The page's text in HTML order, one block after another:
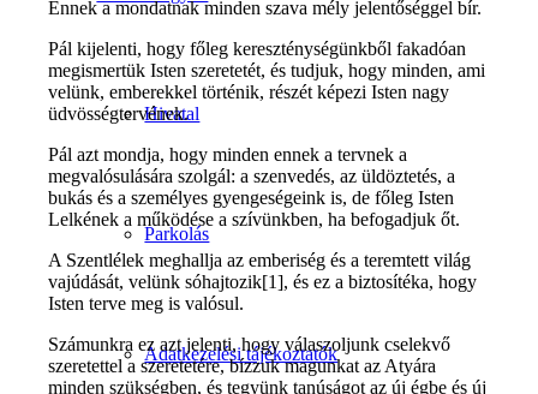
Hivatal
Parkolás
Adatkezelési tájékoztatók
Ennek a mondatnak minden szava mély jelentőséggel bír.
Pál kijelenti, hogy főleg kereszténységünkből fakadóan
megismertük Isten szeretetét, és tudjuk, hogy minden, ami
velünk, emberekkel történik, részét képezi Isten nagy
üdvösségtervének.
Pál azt mondja, hogy minden ennek a tervnek a
megvalósulására szolgál: a szenvedés, az üldöztetés, a
bukás és a személyes gyengeségeink is, de főleg Isten
Lelkének a működése a szívünkben, ha befogadjuk őt.
A Szentlélek meghallja az emberiség és a teremtett világ
vajúdását, velünk sóhajtozik[1], és ez a biztosítéka, hogy
Isten terve meg is valósul.
Számunkra ez azt jelenti, hogy válaszoljunk cselekvő
szeretettel a szeretetére, bízzuk magunkat az Atyára
minden szükségben, és tegyünk tanúságot az új égbe és új